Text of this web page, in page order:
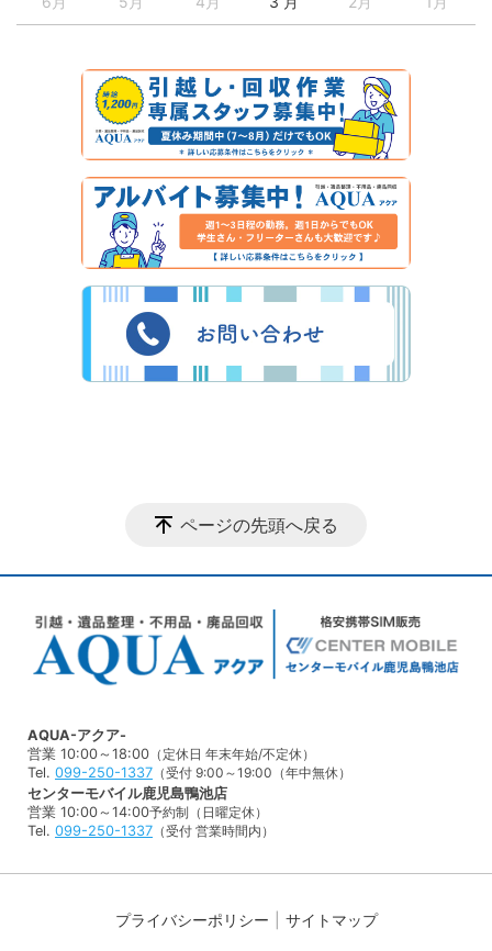
ページの先頭へ戻る
AQUA-アクア-
営業 10:00～18:00 （定休日 年末年始/不定休）
Tel. 099-250-1337 （受付 9:00～19:00（年中無休）
センターモバイル鹿児島鴨池店
営業 10:00～14:00予約制（日曜定休）
Tel. 099-250-1337 （受付 営業時間内）
プライバシーポリシー サイトマップ